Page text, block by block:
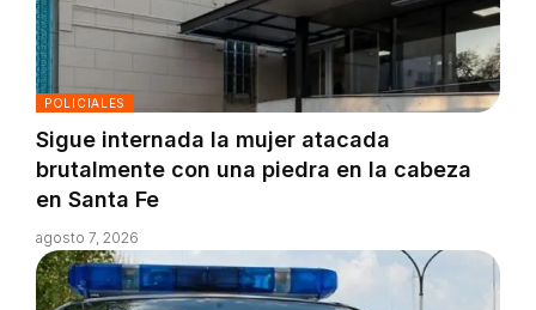
POLICIALES
Sigue internada la mujer atacada
brutalmente con una piedra en la cabeza
en Santa Fe
agosto 7, 2026